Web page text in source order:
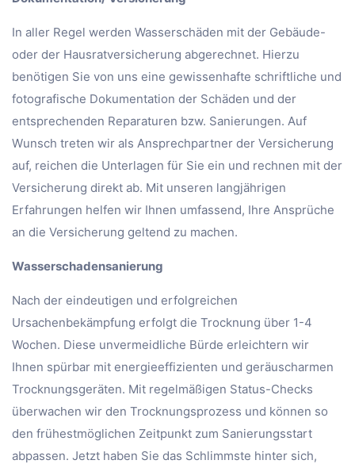
In aller Regel werden Wasserschäden mit der Gebäude-
oder der Hausratversicherung abgerechnet. Hierzu
benötigen Sie von uns eine gewissenhafte schriftliche und
fotografische Dokumentation der Schäden und der
entsprechenden Reparaturen bzw. Sanierungen. Auf
Wunsch treten wir als Ansprechpartner der Versicherung
auf, reichen die Unterlagen für Sie ein und rechnen mit der
Versicherung direkt ab. Mit unseren langjährigen
Erfahrungen helfen wir Ihnen umfassend, Ihre Ansprüche
an die Versicherung geltend zu machen.
Wasserschadensanierung
Nach der eindeutigen und erfolgreichen
Ursachenbekämpfung erfolgt die Trocknung über 1-4
Wochen. Diese unvermeidliche Bürde erleichtern wir
Ihnen spürbar mit energieeffizienten und geräuscharmen
Trocknungsgeräten. Mit regelmäßigen Status-Checks
überwachen wir den Trocknungsprozess und können so
den frühestmöglichen Zeitpunkt zum Sanierungsstart
abpassen. Jetzt haben Sie das Schlimmste hinter sich,